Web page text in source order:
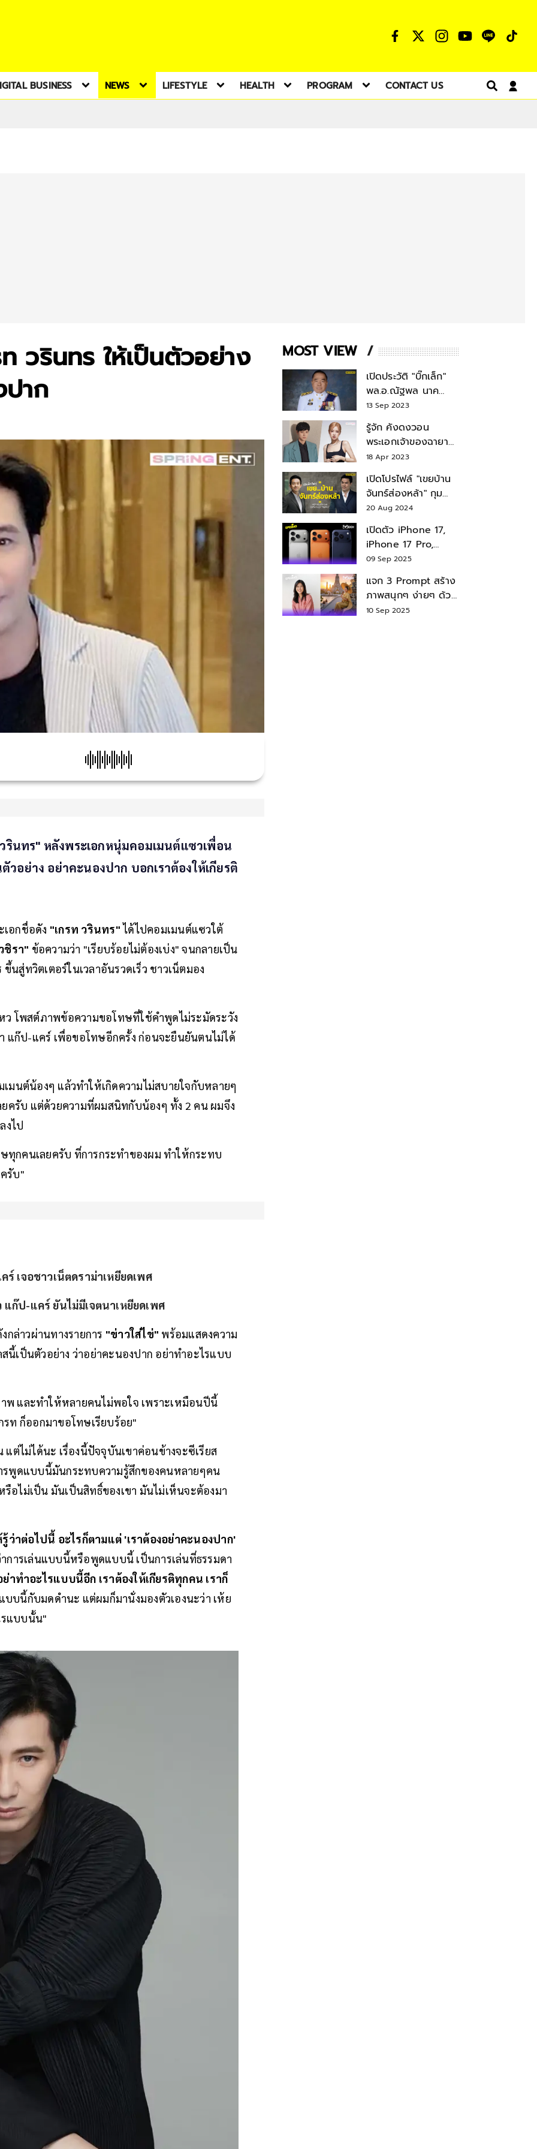
BUSINESS NEWS LIFESTYLE HEALTH PROGRAM CONTACT US
วรินทร ให้เป็นตัวอย่าง
าก
นทร" หลังพระเอกหนุ่มคอมเมนต์แซวเพื่อน
อย่าง อย่าคะนองปาก บอกเราต้องให้เกียรติ
เอกชื่อดัง "เกรท วรินทร"ได้ไปคอมเมนต์แซวใต้
ชิรา" ข้อความว่า "เรียบร้อยไม่ต้องเบ่ง" จนกลายเป็น
ขึ้นสู่ทวิตเตอร์ในเวลาอันรวดเร็ว ชาวเน็ตมอง
ว โพสต์ภาพข้อความขอโทษที่ใช้คำพูดไม่ระมัดระวัง
ก๊ป-แคร์ เพื่อขอโทษอีกครั้ง ก่อนจะยืนยันตนไม่ได้
มนต์น้องๆ แล้วทำให้เกิดความไม่สบายใจกับหลายๆ
ยครับ แต่ด้วยความที่ผมสนิทกับน้องๆ ทั้ง 2 คน ผมจึง
งไป
กคนเลยครับ ที่การกระทำของผม ทำให้กระทบ
รับ"
เจอชาวเน็ตดราม่าเหยียดเพศ
ก๊ป-แคร์ ยันไม่มีเจตนาเหยียดเพศ
กล่าวผ่านทางรายการ "ข่าวใส่ไข่" พร้อมแสดงความ
นี้เป็นตัวอย่าง ว่าอย่าคะนองปาก อย่าทำอะไรแบบ
พ และทำให้หลายคนไม่พอใจ เพราะเหมือนปีนี้
ท ก็ออกมาขอโทษเรียบร้อย"
ต่ไม่ได้นะ เรื่องนี้ปัจจุบันเขาค่อนข้างจะซีเรียส
รพูดแบบนี้มันกระทบความรู้สึกของคนหลายๆคน
อไม่เป็น มันเป็นสิทธิ์ของเขา มันไม่เห็นจะต้องมา
าต่อไปนี้ อะไรก็ตามแต่ 'เราต้องอย่าคะนองปาก'
การเล่นแบบนี้หรือพูดแบบนี้ เป็นการเล่นที่ธรรมดา
ทำอะไรแบบนี้อีก เราต้องให้เกียรติทุกคน เราก็
บบนี้กับมดดำนะ แต่ผมก็มานั่งมองตัวเองนะว่า เห้ย
รแบบนั้น"
MOST VIEW
เปิดประวัติ "บิ๊กเล็ก"
พล.อ.ณัฐพล นาค
พาณิชย์ จากเลขาฯ
สมช.-เลขาฯ
รมว.กลาโหม
13 Sep 2023
รู้จัก คังดงวอน
พระเอกเจ้าของฉายา
สมบัติแห่งชาติ หลังมี
18 Apr 2023
เปิดโปรไฟล์ "เขยบ้าน
จันทร์ส่องหล้า" กุม
บังเหียนธุรกิจตระกูล
"ชินวัตร"
20 Aug 2024
เปิดตัว iPhone 17,
iPhone 17 Pro,
iPhone 17 Air สเปค
09 Sep 2025
แจก 3 Prompt สร้าง
ภาพสนุกๆ ง่ายๆ ด้วย
Nano Banana ใน
10 Sep 2025